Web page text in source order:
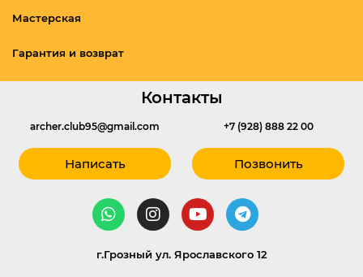
Мастерская
Гарантия и возврат
Контакты
archer.club95@gmail.com
Написать
+7 (928) 888 22 00
Позвонить
г.Грозный ул. Ярославского 12